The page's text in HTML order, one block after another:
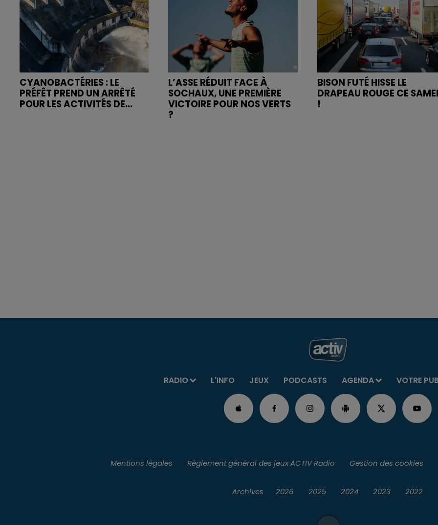
CYANOBACTÉRIES : LE
PRÉFÊT PREND UN ARRÊTÉ
POUR LES ACTIVITÉS DE...
L’ASSE RÉDUIT FACE À
SOCHAUX, UNE PREMIÈRE
VICTOIRE POUR NOS VERTS
?
BISON FUTÉ HISSE LE
DRAPEAU ROUGE CE
!
RADIO L'INFO JEUX PODCASTS AGENDA VOTRE
Mentions légales Règlement général des jeux ACTIV Radio Gestion des cookies
Archives 2026 2025 2024 2023 2022